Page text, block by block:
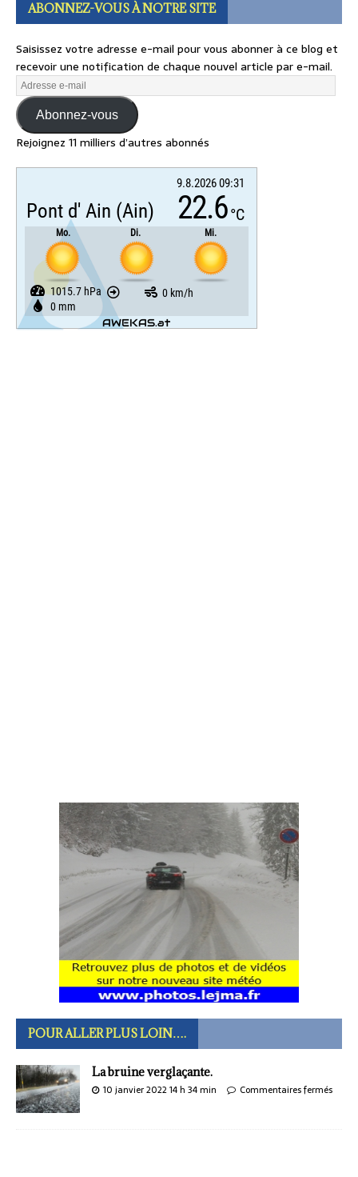
ABONNEZ-VOUS À NOTRE SITE
Saisissez votre adresse e-mail pour vous abonner à ce blog et
recevoir une notification de chaque nouvel article par e-mail.
Abonnez-vous
Rejoignez 11 milliers d’autres abonnés
POUR ALLER PLUS LOIN….
La bruine verglaçante.
10 janvier 2022 14 h 34 min Commentaires fermés